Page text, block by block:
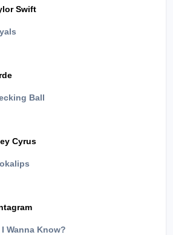
Swift
Ball
Cyrus
I Wanna Know?